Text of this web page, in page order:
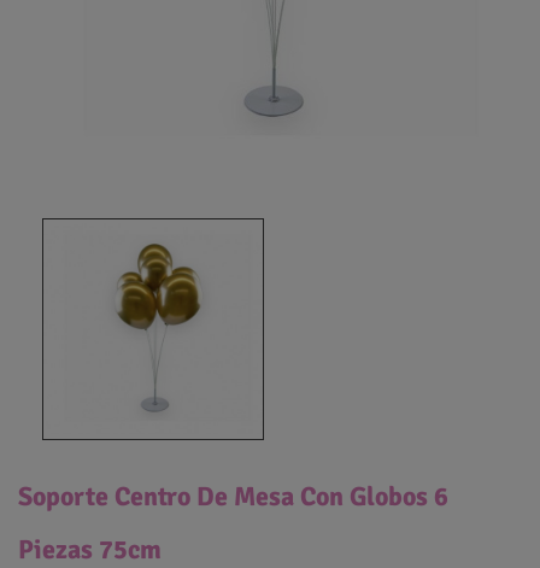
Soporte Centro De Mesa Con Globos 6
Piezas 75cm